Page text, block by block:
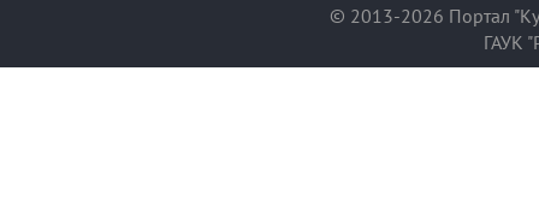
© 2013-2026 Портал
ГАУК